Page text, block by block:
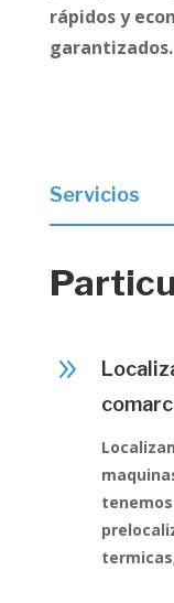
rápidos y
garantizados.
Servicios
9